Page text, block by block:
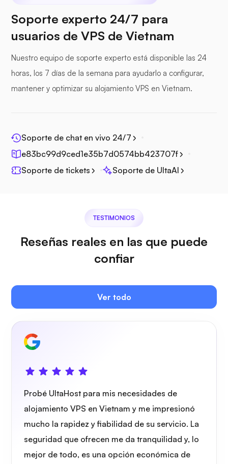
Seafile
Fotoprisma
Owncast
Protector de alambre
Radiografía
Soporte experto 24/7 para
usuarios de VPS de Vietnam
Nuestro equipo de soporte experto está disponible las 24
horas, los 7 días de la semana para ayudarlo a configurar,
mantener y optimizar su alojamiento VPS en Vietnam.
Soporte de chat en vivo 24/7
e83bc99d9ced1e35b7d0574bb423707f
Soporte de tickets
Soporte de UltaAI
TESTIMONIOS
Reseñas reales en las que puede
confiar
Ver todo
Probé UltaHost para mis necesidades de
alojamiento VPS en Vietnam y me impresionó
mucho la rapidez y fiabilidad de su servicio. La
seguridad que ofrecen me da tranquilidad y, lo
mejor de todo, es una opción económica de